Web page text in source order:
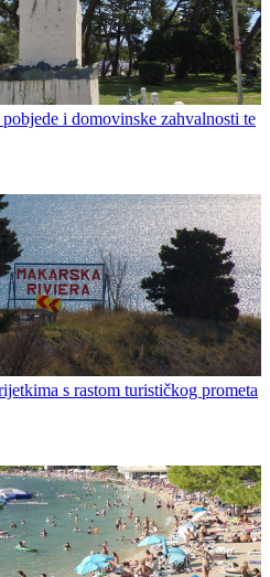
i domovinske zahvalnosti te
s rastom turističkog prometa